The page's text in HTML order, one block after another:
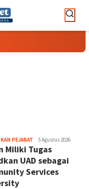
PEJABAT Heri
Purwata
5 Agustus 2026
Miliki Tugas
UAD sebagai
Services